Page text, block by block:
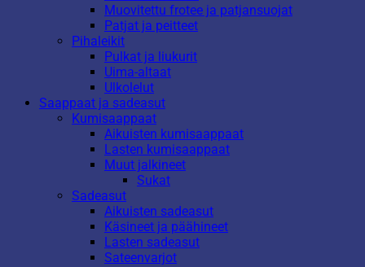
Muovitettu frotee ja patjansuojat
Patjat ja peitteet
Pihaleikit
Pulkat ja liukurit
Uima-altaat
Ulkolelut
Saappaat ja sadeasut
Kumisaappaat
Aikuisten kumisaappaat
Lasten kumisaappaat
Muut jalkineet
Sukat
Sadeasut
Aikuisten sadeasut
Käsineet ja päähineet
Lasten sadeasut
Sateenvarjot